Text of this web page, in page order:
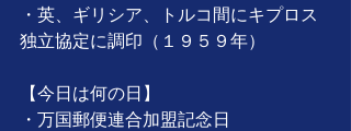
・英、ギリシア、トルコ間にキプロス
独立協定に調印（１９５９年）
【今日は何の日】
・万国郵便連合加盟記念日